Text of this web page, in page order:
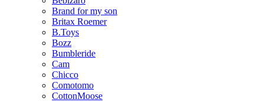
Brand for my son
Britax Roemer
B.Toys
Bozz
Bumbleride
Cam
Chicco
Comotomo
CottonMoose